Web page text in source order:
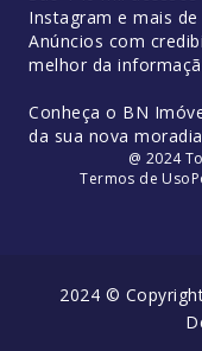
Instagram e mais
Anúncios com
melhor da
Conheça o BN
da sua nova
@ 2024
Termos de Uso
2024 ©